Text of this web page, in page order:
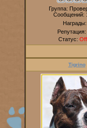
Группа:
Сообщений:
Награды:
Репутация:
Статус:
Tigrino